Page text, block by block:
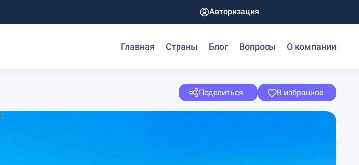
Авторизация
Главная Страны Блог Вопросы О компании
Поделиться В избранное